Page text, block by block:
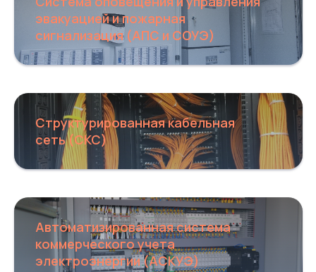
эвакуацией и пожарная
сигнализация (АПС и СОУЭ)
Структурированная кабельная
сеть (СКС)
Автоматизированная система
коммерческого учета
электроэнергии (АСКУЭ)